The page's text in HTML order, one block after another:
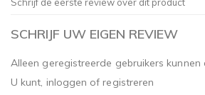
Schrijf de eerste review over dit product
SCHRIJF UW EIGEN REVIEW
Alleen geregistreerde gebruikers
U kunt, inloggen ofregistreren